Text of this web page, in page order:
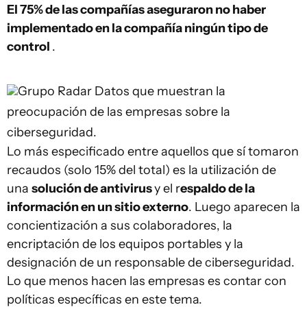
El 75% de las compañías aseguraron no haber
implementado en la compañía ningún tipo de
control .
Grupo Radar Datos que muestran la
preocupación de las empresas sobre la
ciberseguridad.
Lo más especificado entre aquellos que sí tomaron
recaudos (solo 15% del total) es la utilización de
una solución de antivirusy el respaldo de la
información en un sitio externo. Luego aparecen la
concientización a sus colaboradores, la
encriptación de los equipos portables y la
designación de un responsable de ciberseguridad.
Lo que menos hacen las empresas es contar con
políticas específicas en este tema.